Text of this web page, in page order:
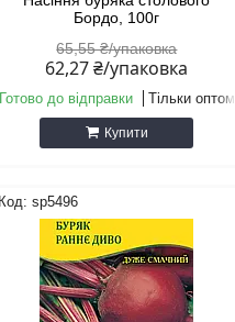
Бордо, 100г
65,55 ₴/упаковка
62,27 ₴/упаковка
Готово до відправки Тільки оптом
Купити
sp5496